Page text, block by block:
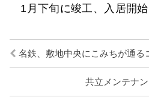
1月下旬に竣工、入居開始
名鉄、敷地中央にこみちが通る
共立メンテナ